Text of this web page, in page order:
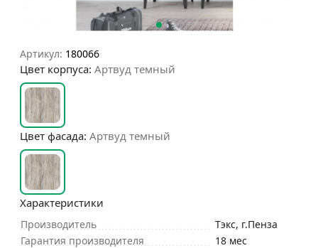
Артикул: 180066
Цвет корпуса: Артвуд темный
Цвет фасада: Артвуд темный
Характеристики
Производитель
Тэкс, г.Пенза
Гарантия производителя
18 мес